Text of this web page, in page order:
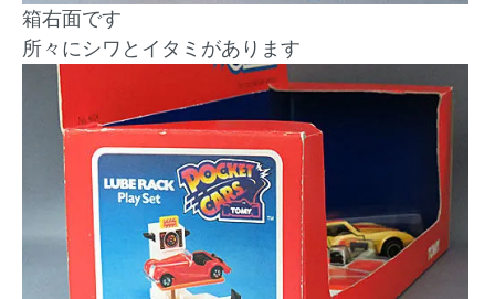
箱右面です
所々にシワとイタミがあります